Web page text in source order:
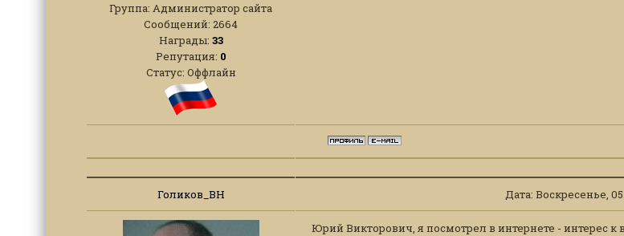
Группа: Администратор сайта
Сообщений: 2664
Награды: 33
Репутация: 0
Статус: Оффлайн
Голиков_ВН Дата: Воскресенье,
Юрий Викторович, я посмотрел в интернете - интерес